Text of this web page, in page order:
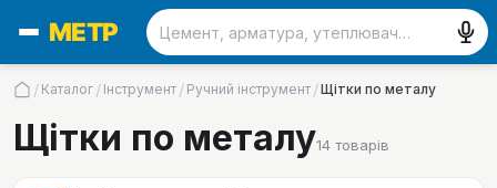
/ Каталог / Інструмент / Ручний інструмент /Щітки по металу
Щітки по металу14 товарів